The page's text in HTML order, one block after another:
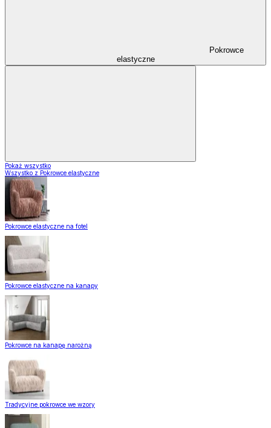
Pokrowce
elastyczne
Pokaż wszystko
Wszystko z Pokrowce elastyczne
Pokrowce elastyczne na fotel
Pokrowce elastyczne na kanapy
Pokrowce na kanapę narożną
Tradycyjne pokrowce we wzory